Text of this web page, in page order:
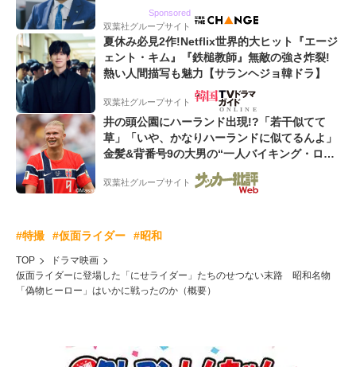
Sponsored
双葉社グループサイト
夏休み必見2作!Netflix世界的大ヒット『エージ
ェント・キム』『鉄槌教師』無敵の強さ炸裂!
熱い人間描写も魅力【サランヘジョ韓ドラ】
双葉社グループサイト
井の頭公園にハーランド出現!?「若干似てて
草」「いや、かなりハーランドに似てるんよ」
金髪&背番号9の大男の“一人バイキング・ロ
ー”映像が話題!「元気をもらった」
双葉社グループサイト
#特撮 #仮面ライダー #昭和
TOP
ドラマ映画
仮面ライダーに登場した「にせライダー」たちのせつない末路 昭和名物
「偽物ヒーロー」はいかに戦ったのか（概要）